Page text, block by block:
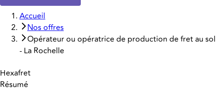
Accueil
Nos offres
Opérateur ou opératrice de production de fret au sol
- La Rochelle
Hexafret
Résumé